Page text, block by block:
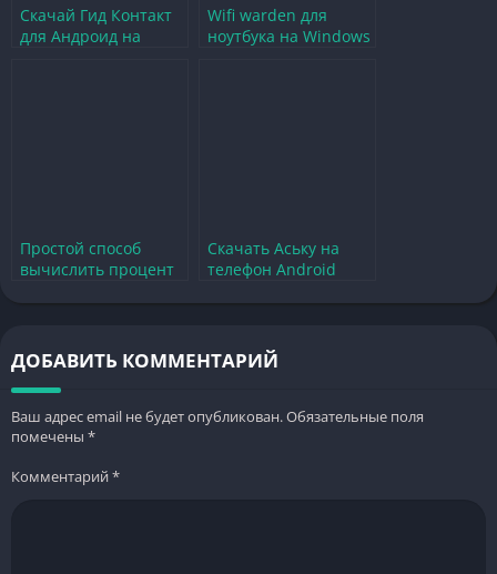
Скачай Гид Контакт
для Андроид на
Wifi warden для
ноутбука на Windows
Простой способ
вычислить процент
Скачать Аську на
телефон Android
ДОБАВИТЬ КОММЕНТАРИЙ
Ваш адрес email не будет опубликован.Обязательные поля
помечены *
Комментарий*